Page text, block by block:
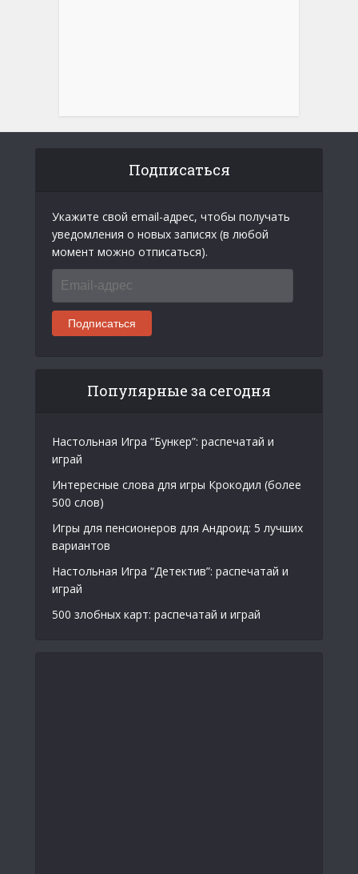
Подписаться
Укажите свой email-адрес, чтобы получать
уведомления о новых записях (в любой
момент можно отписаться).
Email-
адрес
Подписаться
Популярные за сегодня
Настольная Игра “Бункер”: распечатай и
играй
Интересные слова для игры Крокодил (более
500 слов)
Игры для пенсионеров для Андроид: 5 лучших
вариантов
Настольная Игра “Детектив”: распечатай и
играй
500 злобных карт: распечатай и играй